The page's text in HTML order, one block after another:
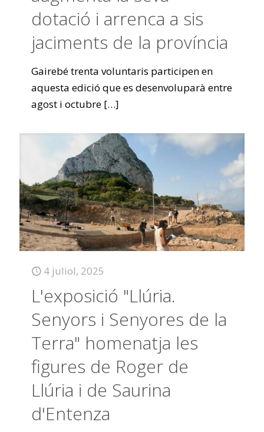
dotació i arrenca a sis
jaciments de la província
Gairebé trenta voluntaris participen en
aquesta edició que es desenvoluparà entre
agost i octubre […]
4 juliol, 2025
L'exposició "Llúria.
Senyors i Senyores de la
Terra" homenatja les
figures de Roger de
Llúria i de Saurina
d'Entenza